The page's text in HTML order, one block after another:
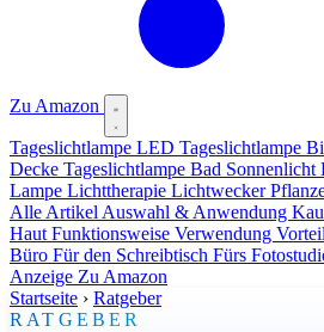
Zu Amazon
Tageslichtlampe LED Tageslichtlampe
Decke Tageslichtlampe Bad Sonnenlicht
Lampe Lichttherapie Lichtwecker
Alle Artikel Auswahl & Anwendung
Haut Funktionsweise Verwendung
Büro Für den Schreibtisch Fürs
Anzeige Zu Amazon
Startseite › Ratgeber
RATGEBER